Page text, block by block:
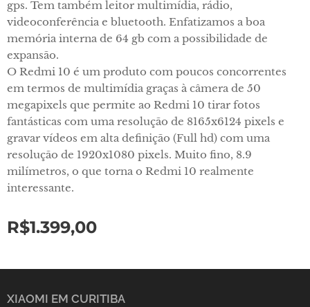
gps. Tem também leitor multimídia, rádio,
videoconferência e bluetooth. Enfatizamos a boa
memória interna de 64 gb com a possibilidade de
expansão.
O Redmi 10 é um produto com poucos concorrentes
em termos de multimídia graças à câmera de 50
megapixels que permite ao Redmi 10 tirar fotos
fantásticas com uma resolução de 8165x6124 pixels e
gravar vídeos em alta definição (Full hd) com uma
resolução de 1920x1080 pixels. Muito fino, 8.9
milímetros, o que torna o Redmi 10 realmente
interessante.
R$1.399,00
XIAOMI EM CURITIBA